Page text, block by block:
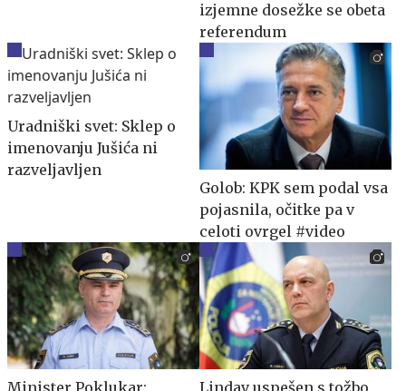
izjemne dosežke se obeta
referendum
Uradniški svet: Sklep o
imenovanju Jušića ni
razveljavljen
Golob: KPK sem podal vsa
pojasnila, očitke pa v
celoti ovrgel #video
Minister Poklukar:
Lindav uspešen s tožbo